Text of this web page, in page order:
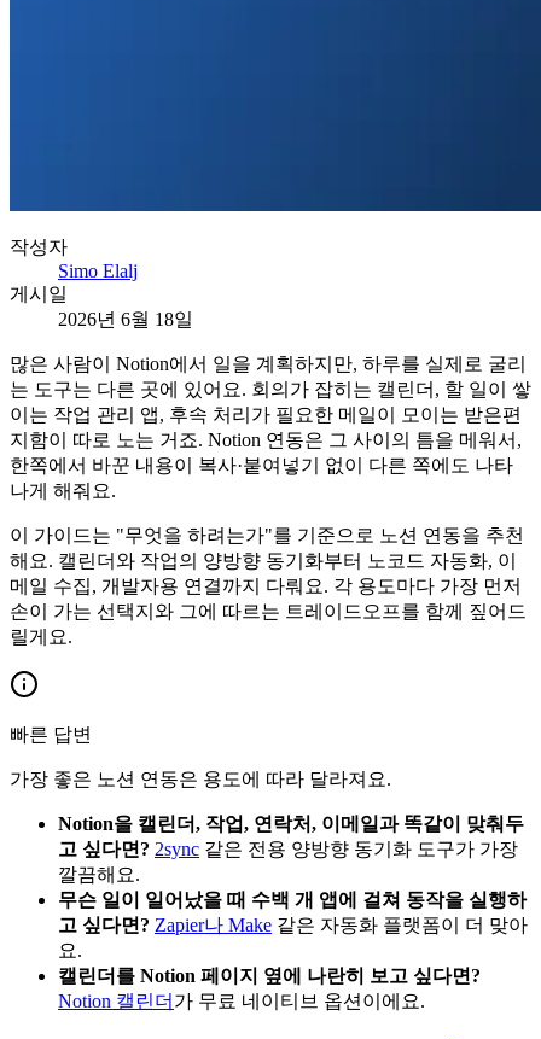
작성자
Simo Elalj
게시일
2026년 6월 18일
많은 사람이 Notion에서 일을 계획하지만, 하루를 실제로 굴리
는 도구는 다른 곳에 있어요. 회의가 잡히는 캘린더, 할 일이 쌓
이는 작업 관리 앱, 후속 처리가 필요한 메일이 모이는 받은편
지함이 따로 노는 거죠. Notion 연동은 그 사이의 틈을 메워서,
한쪽에서 바꾼 내용이 복사·붙여넣기 없이 다른 쪽에도 나타
나게 해줘요.
이 가이드는 "무엇을 하려는가"를 기준으로 노션 연동을 추천
해요. 캘린더와 작업의 양방향 동기화부터 노코드 자동화, 이
메일 수집, 개발자용 연결까지 다뤄요. 각 용도마다 가장 먼저
손이 가는 선택지와 그에 따르는 트레이드오프를 함께 짚어드
릴게요.
빠른 답변
가장 좋은 노션 연동은 용도에 따라 달라져요.
Notion을 캘린더, 작업, 연락처, 이메일과 똑같이 맞춰두
고 싶다면? 2sync 같은 전용 양방향 동기화 도구가 가장
깔끔해요.
무슨 일이 일어났을 때 수백 개 앱에 걸쳐 동작을 실행하
고 싶다면? Zapier나 Make 같은 자동화 플랫폼이 더 맞아
요.
캘린더를 Notion 페이지 옆에 나란히 보고 싶다면?
Notion 캘린더 가 무료 네이티브 옵션이에요.